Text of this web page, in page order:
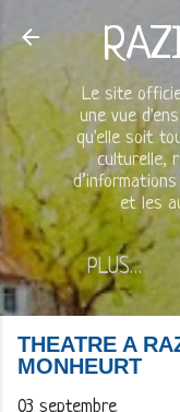
Le site
une vue
qu'elle soit
culturelle,
et les
PLUS…
THEATRE A
MONHEURT
03 septembre